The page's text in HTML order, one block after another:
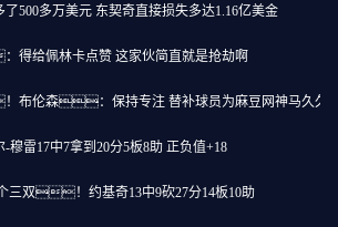
多万美元 东契奇直接损失多达1.16亿美金
得给佩林卡点赞 这家伙简直就是抢劫啊
布伦森：保持专注 替补球员为麻豆网神马久久
雷17中7拿到20分5板8助 正负值+18
三双！约基奇13中9砍27分14板10助